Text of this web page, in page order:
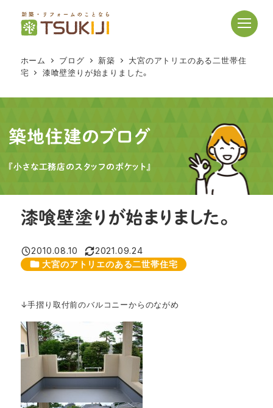
へ
動
ホーム ブログ 新築
大宮のアトリエのある二世帯住
宅
漆喰壁塗りが始まりました。
築地住建のブログ
『小さな工務店のスタッフのポケット』
漆喰壁塗りが始まりました。
投稿日
2010.08.10
更新日
2021.09.24
カテゴリー
大宮のアトリエのある二世帯住宅
↓手摺り取付前のバルコニーからのながめ